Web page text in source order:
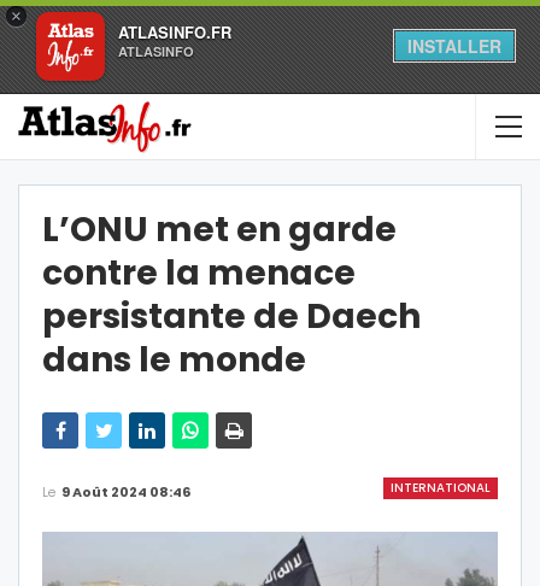
×
ATLASINFO.FR
ATLASINFO INSTALLER
L’ONU met en garde
contre la menace
persistante de Daech
dans le monde
INTERNATIONAL
Le 9 Août 2024 08:46